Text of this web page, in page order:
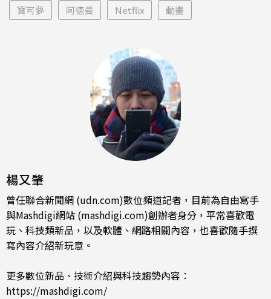
寶可夢 阿德曼 Netflix 動畫
楊又肇
曾任聯合新聞網 (udn.com)數位頻道記者，目前為自由寫手
與Mashdigi網站 (mashdigi.com)創辦者身分，平常喜歡電
玩、科技類新品，以及軟體、網路相關內容，也喜歡隨手撰
寫內容介紹新玩意。
更多數位新品、技術介紹與科技趨勢內容：
https://mashdigi.com/